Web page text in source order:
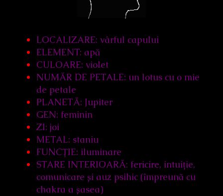
LOCALIZARE: vârful capului
ELEMENT: apă
CULOARE: violet
NUMĂR DE PETALE: un lotus cu o mie
de petale
PLANETĂ: Jupiter
GEN: feminin
ZI: joi
METAL: staniu
FUNCȚIE: iluminare
STARE INTERIOARĂ: fericire, intuiție,
comunicare și auz psihic (împreună cu
chakra a șasea)